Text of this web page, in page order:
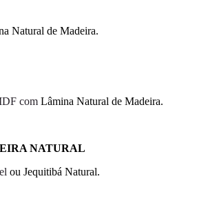
Natural de Madeira.
com Lâmina Natural de Madeira.
NATURAL
ou Jequitibá Natural.